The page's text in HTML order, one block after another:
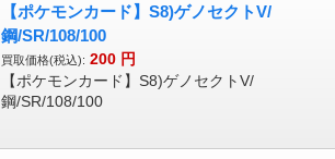
【ポケモンカード】S8)ゲノセクトV/
鋼/SR/108/100
買取価格(税込): 200 円
【ポケモンカード】S8)ゲノセクトV/
鋼/SR/108/100